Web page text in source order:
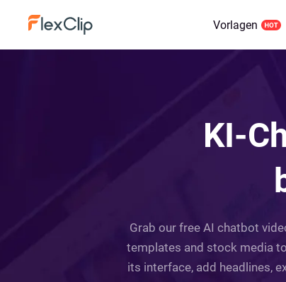
Vorlagen
KI-
Grab our free AI chatbot
templates and stock media
its interface, add headlines,